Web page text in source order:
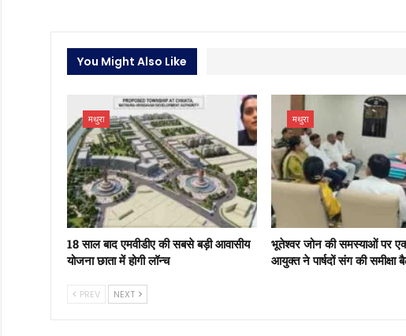
You Might Also Like
मथुरा
18 साल बाद एमवीडीए की सबसे बड़ी आवासीय
योजना छाता में होगी लॉन्च
मथुरा
भूतेश्वर जोन की समस्याओं पर
आयुक्त ने पार्षदों संग की समीक्षा
PREV NEXT